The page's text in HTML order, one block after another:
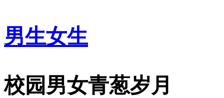
男生女生
校园男女青葱岁月